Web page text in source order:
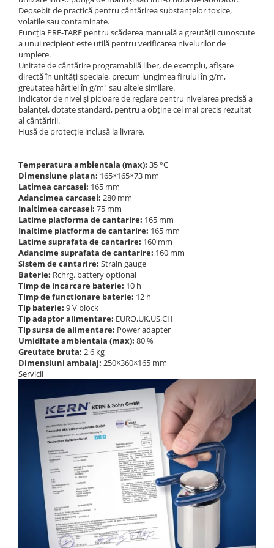
Masurarea fortei - Digital
Masurarea mecanica a fortei
Testere pietre funerare
Masurare cuplu
Masurare cuplu pentru capace cu
filet
Masurare cuplu pentru scule
Masurarea grosimii stratului
Masurarea grosimii stratului -
Masurarea grosimii materialului
Metoda Echo-Echo
Metoda Pulse-Echo
Mediul si siguranta muncii
Masurarea intensitatii luminoase
Masurarea intensitatii sunetului
Termometre cu infrarosu
Standuri testare forta
Standuri testare manuala
Standuri testare motorizata
Componente pentru masurare
Componente pentru masurare
Dispozitive display
Grinzi de cantarire
Platforme
Sisteme de cantarire Industry 4.0
Instrumente optice
Microscoape
Camere microscop
Microscoape cu lumina transmisa
Microscoape cu polarizare
Microscoape video
Microscop metalurgic
Stereomicroscoape
Deosebit de practică pentru cântărirea substanțelor toxice,
volatile sau contaminate.
Funcția PRE-TARE pentru scăderea manuală a greutății cunoscute
a unui recipient este utilă pentru verificarea nivelurilor de
umplere.
Unitate de cântărire programabilă liber, de exemplu, afișare
directă în unități speciale, precum lungimea firului în g/m,
greutatea hârtiei în g/m² sau altele similare.
Indicator de nivel și picioare de reglare pentru nivelarea precisă a
balanței, dotate standard, pentru a obține cel mai precis rezultat
al cântăririi.
Husă de protecție inclusă la livrare.
Temperatura ambientala (max): 35 °C
Dimensiune platan: 165×165×73 mm
Latimea carcasei: 165 mm
Adancimea carcasei: 280 mm
Inaltimea carcasei: 75 mm
Latime platforma de cantarire: 165 mm
Inaltime platforma de cantarire: 165 mm
Latime suprafata de cantarire: 160 mm
Adancime suprafata de cantarire: 160 mm
Sistem de cantarire: Strain gauge
Baterie: Rchrg. battery optional
Timp de incarcare baterie: 10 h
Timp de functionare baterie: 12 h
Tip baterie: 9 V block
Tip adaptor alimentare: EURO,UK,US,CH
Tip sursa de alimentare: Power adapter
Umiditate ambientala (max): 80 %
Greutate bruta: 2,6 kg
Dimensiuni ambalaj: 250×360×165 mm
Servicii